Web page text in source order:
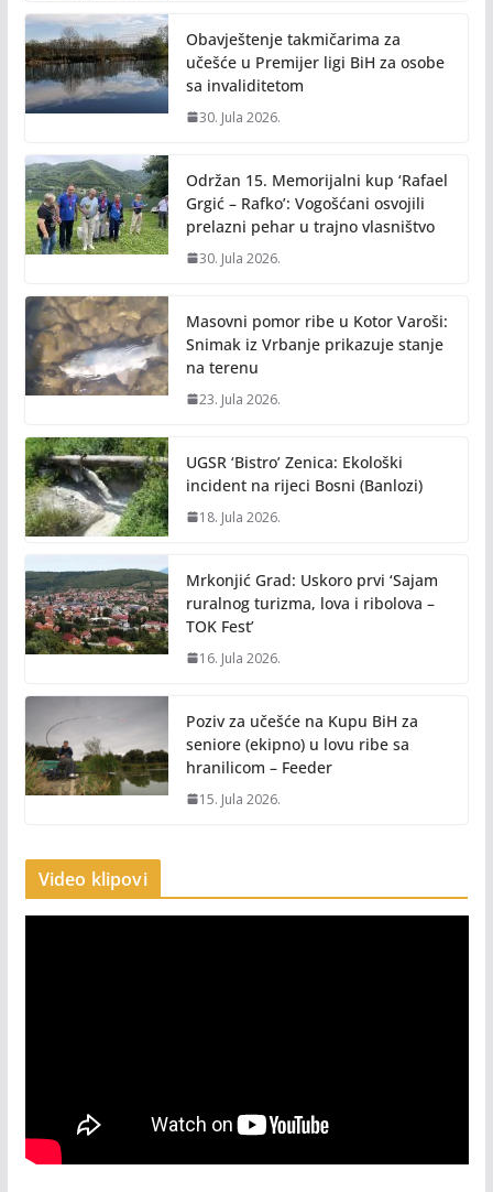
Obavještenje takmičarima za
učešće u Premijer ligi BiH za osobe
sa invaliditetom
30. Jula 2026.
Održan 15. Memorijalni kup ‘Rafael
Grgić – Rafko’: Vogošćani osvojili
prelazni pehar u trajno vlasništvo
30. Jula 2026.
Masovni pomor ribe u Kotor Varoši:
Snimak iz Vrbanje prikazuje stanje
na terenu
23. Jula 2026.
UGSR ‘Bistro’ Zenica: Ekološki
incident na rijeci Bosni (Banlozi)
18. Jula 2026.
Mrkonjić Grad: Uskoro prvi ‘Sajam
ruralnog turizma, lova i ribolova –
TOK Fest’
16. Jula 2026.
Poziv za učešće na Kupu BiH za
seniore (ekipno) u lovu ribe sa
hranilicom – Feeder
15. Jula 2026.
Video klipovi